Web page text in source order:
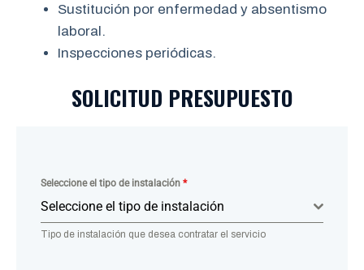
Sustitución por enfermedad y absentismo
laboral.
Inspecciones periódicas.
SOLICITUD PRESUPUESTO
Seleccione el tipo de instalación *
Seleccione el tipo de instalación
Tipo de instalación que desea contratar el servicio